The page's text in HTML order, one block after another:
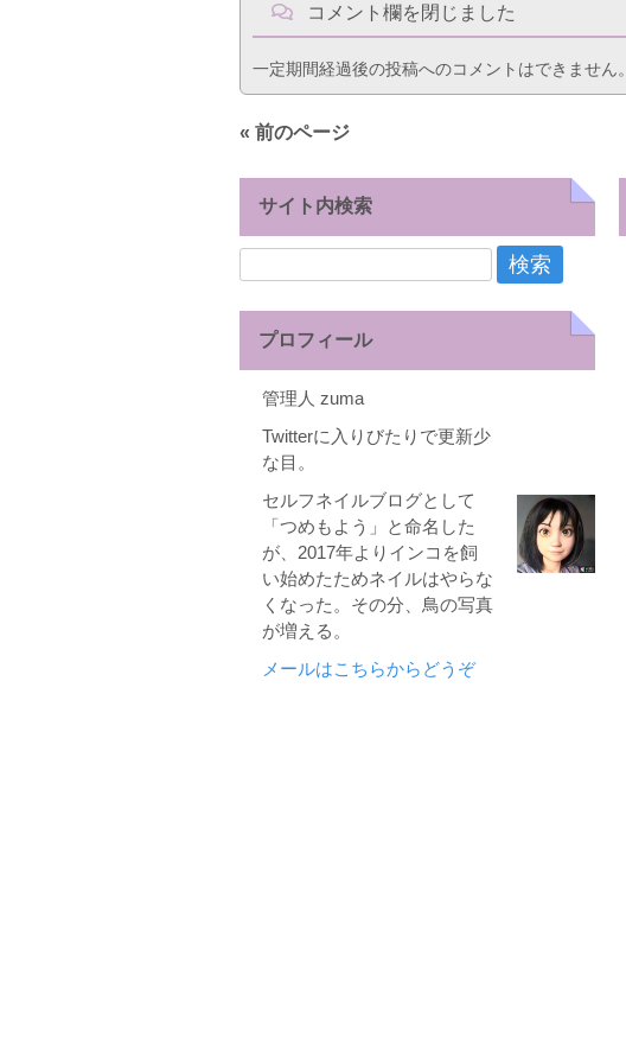
コメント欄を閉じました
一定期間経過後の投稿へのコメントはできません。
« 前のページ
サイト内検索
索:
プロフィール
管理人 zuma
Twitterに入りびたりで更新少
な目。
セルフネイルブログとして
「つめもよう」と命名した
が、2017年よりインコを飼
い始めたためネイルはやらな
くなった。その分、鳥の写真
が増える。
メールはこちらからどうぞ